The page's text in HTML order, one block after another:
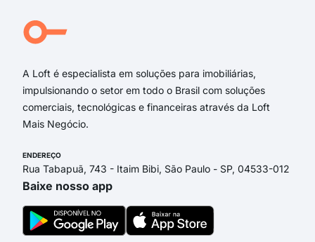
Rua Cláudio Machado
Cel. Joaquim Manoel
A Loft é especialista em soluções para imobiliárias,
impulsionando o setor em todo o Brasil com soluções
comerciais, tecnológicas e financeiras através da Loft
Mais Negócio.
ENDEREÇO
Rua Tabapuã, 743 - Itaim Bibi, São Paulo - SP, 04533-012
Baixe nosso app